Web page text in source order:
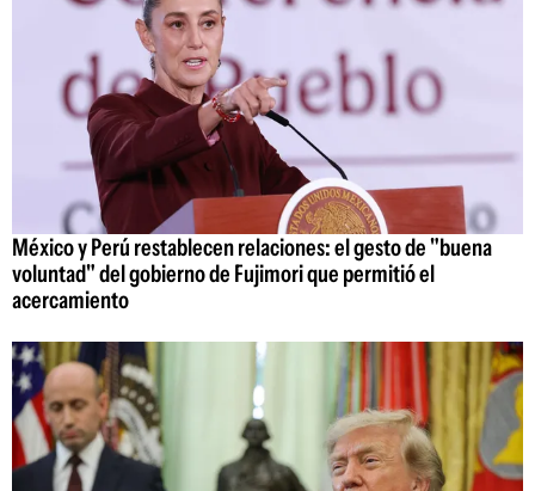
México y Perú restablecen relaciones: el gesto de "buena
voluntad" del gobierno de Fujimori que permitió el
acercamiento